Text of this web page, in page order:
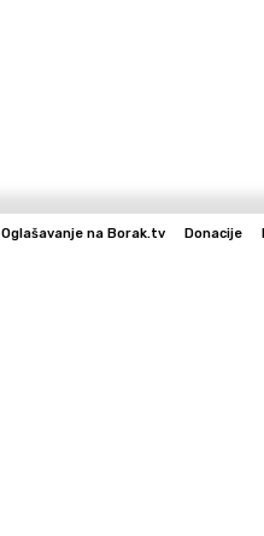
Oglašavanje na Borak.tv Donacije